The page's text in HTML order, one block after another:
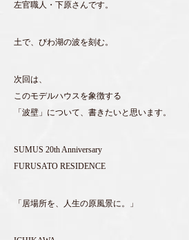
左官職人・下原さんです。
土で、びわ湖の波を刻む。
次回は、
このモデルハウスを象徴する
「波壁」について、書きたいと思います。
SUMUS 20th Anniversary
FURUSATO RESIDENCE
「居場所を、人生の原風景に。」